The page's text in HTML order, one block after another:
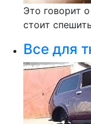
Это говорит
стоит
Все для